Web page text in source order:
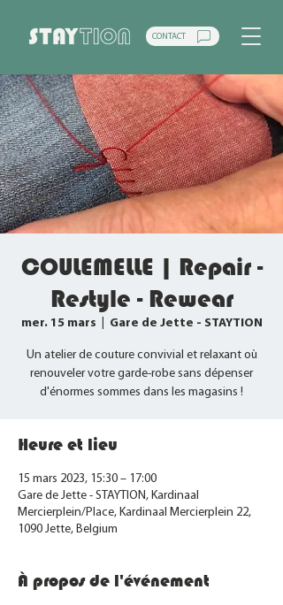
CONTACT
COULEMELLE | Repair -
Restyle - Rewear
mer. 15 mars Gare de Jette - STAYTION
Un atelier de couture convivial et relaxant où
renouveler votre garde-robe sans dépenser
d'énormes sommes dans les magasins !
Heure et lieu
15 mars 2023, 15:30 – 17:00
Gare de Jette - STAYTION, Kardinaal
Mercierplein/Place, Kardinaal Mercierplein 22,
1090 Jette, Belgium
À propos de l'événement